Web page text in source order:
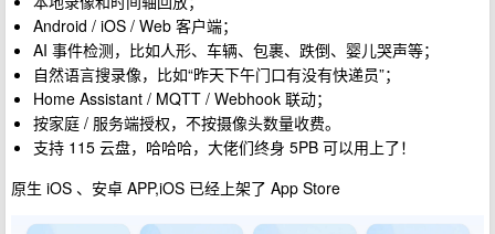
Android / iOS / Web 客户端；
AI 事件检测，比如人形、车辆、包裹、跌倒、婴儿哭声等；
自然语言搜录像，比如“昨天下午门口有没有快递员”；
Home Assistant / MQTT / Webhook 联动；
按家庭 / 服务端授权，不按摄像头数量收费。
支持 115 云盘，哈哈哈，大佬们终身 5PB 可以用上了！
原生 iOS 、安卓 APP,iOS 已经上架了 App Store